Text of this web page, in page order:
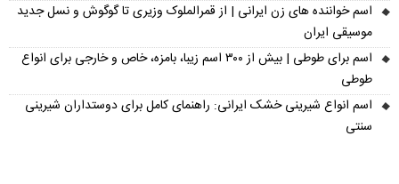
اسم خواننده های زن ایرانی | از قمرالملوک وزیری تا گوگوش و نسل جدید
موسیقی ایران
اسم برای طوطی | بیش از ۳۰۰ اسم زیبا، بامزه، خاص و خارجی برای انواع
طوطی
اسم انواع شیرینی خشک ایرانی: راهنمای کامل برای دوستداران شیرینی
سنتی